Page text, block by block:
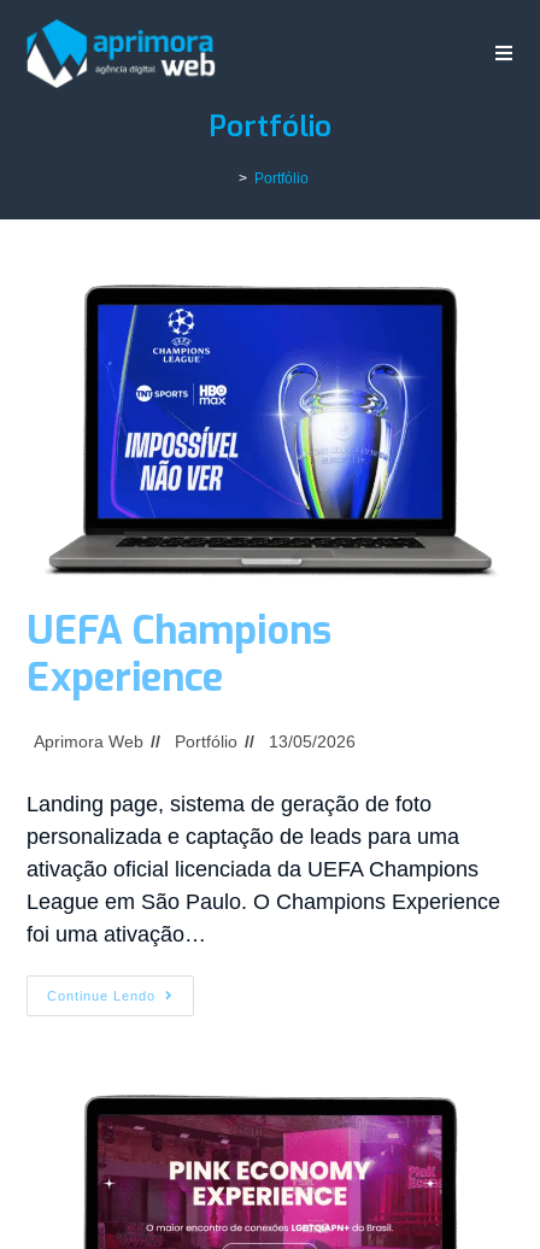
Portfólio
> Portfólio
UEFA Champions
Experience
Aprimora Web Portfólio 13/05/2026
Landing page, sistema de geração de foto
personalizada e captação de leads para uma
ativação oficial licenciada da UEFA Champions
League em São Paulo. O Champions Experience
foi uma ativação…
Continue Lendo